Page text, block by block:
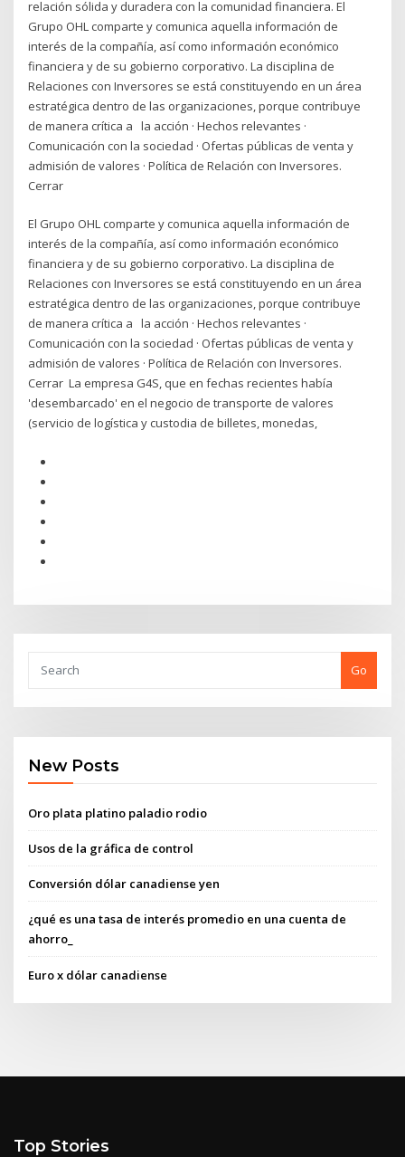
relación sólida y duradera con la comunidad financiera. El
Grupo OHL comparte y comunica aquella información de
interés de la compañía, así como información económico
financiera y de su gobierno corporativo. La disciplina de
Relaciones con Inversores se está constituyendo en un área
estratégica dentro de las organizaciones, porque contribuye
de manera crítica a la acción · Hechos relevantes ·
Comunicación con la sociedad · Ofertas públicas de venta y
admisión de valores · Política de Relación con Inversores.
Cerrar
El Grupo OHL comparte y comunica aquella información de
interés de la compañía, así como información económico
financiera y de su gobierno corporativo. La disciplina de
Relaciones con Inversores se está constituyendo en un área
estratégica dentro de las organizaciones, porque contribuye
de manera crítica a la acción · Hechos relevantes ·
Comunicación con la sociedad · Ofertas públicas de venta y
admisión de valores · Política de Relación con Inversores.
Cerrar La empresa G4S, que en fechas recientes había
'desembarcado' en el negocio de transporte de valores
(servicio de logística y custodia de billetes, monedas,
Go
New Posts
Oro plata platino paladio rodio
Usos de la gráfica de control
Conversión dólar canadiense yen
¿qué es una tasa de interés promedio en una cuenta de
ahorro_
Euro x dólar canadiense
Top Stories